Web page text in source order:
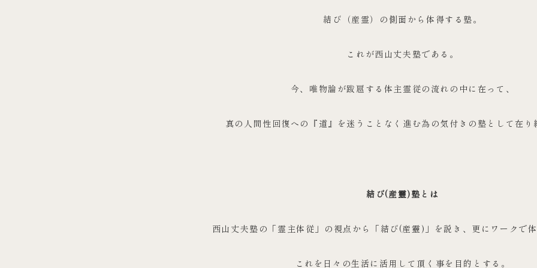
結び（産霊）の側面から体得する塾。
これが西山丈夫塾である。
今、唯物論が跋扈する体主霊従の流れの中に在って、
真の人間性回復への『道』を迷うことなく進む為の気付きの塾として在り
結び(産靈)塾とは
西山丈夫塾の「霊主体従」の視点から「結び(産靈)」を説き、更にワークで体
これを日々の生活に活用して頂く事を目的とする。